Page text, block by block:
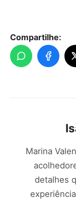
Compartilhe:
Marina
detalhes